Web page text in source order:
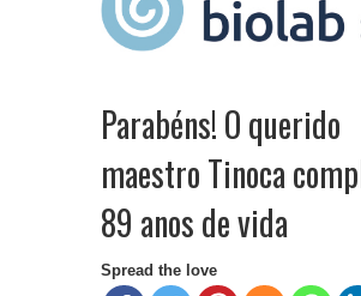
Parabéns! O querido
maestro Tinoca
89 anos de vida
Spread the love